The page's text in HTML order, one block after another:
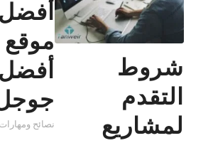
شروط
التقدم
لمشاريع
نصائح